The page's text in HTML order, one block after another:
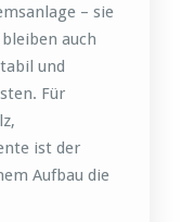
– sie
auch
und
Für
ist der
Aufbau die